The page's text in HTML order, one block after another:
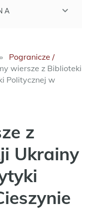
Pogranicze /
wiersze z Biblioteki
Politycznej w
z
Ukrainy